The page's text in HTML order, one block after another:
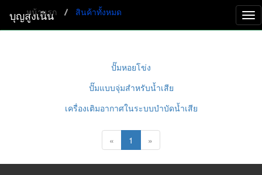
บุญสูงเนิน
หน้าแรก สินค้าทั้งหมด
ปั๊มหอยโข่ง
ปั๊มแบบจุ่มสำหรับน้ำเสีย
เครื่องเติมอากาศในระบบบำบัดน้ำเสีย
« 1 (current)
»